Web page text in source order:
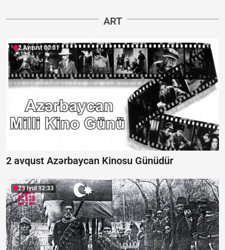
ART
2 Avqust 00:01
2 avqust Azərbaycan Kinosu Günüdür
23 İyul 12:33